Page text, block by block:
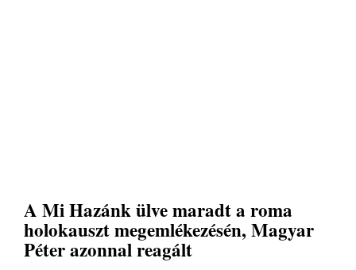
A Mi Hazánk ülve maradt a roma
holokauszt megemlékezésén, Magyar
Péter azonnal reagált